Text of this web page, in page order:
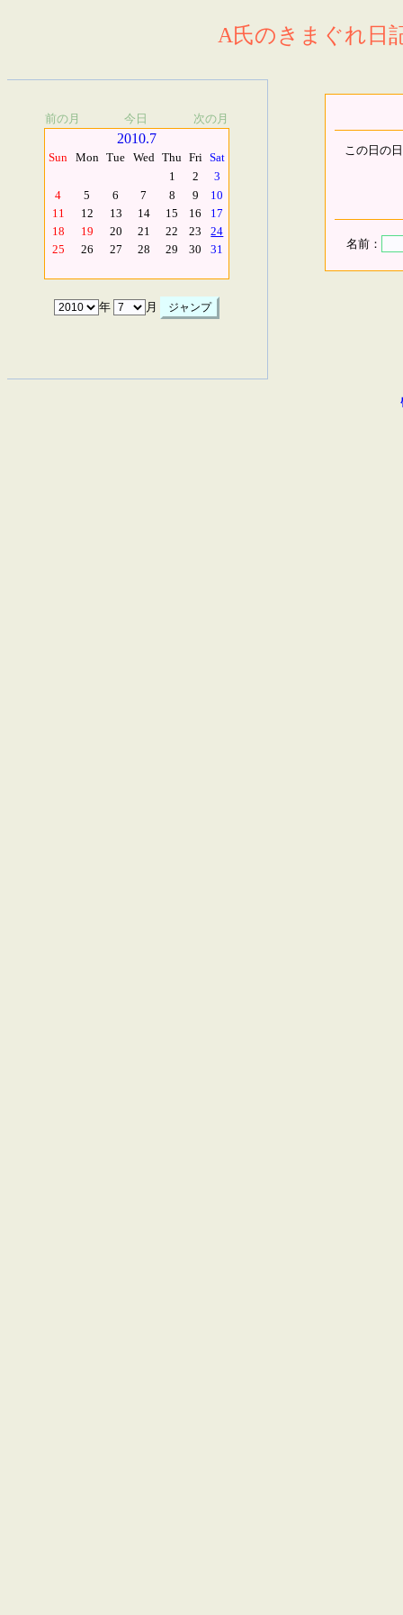
A氏のきまぐれ日
前の月 今日 次の月
2010.7
Sun Mon Tue Wed Thu Fri Sat
1
2
3
4
5 6 7 8 9
10
11
12 13 14 15 16
17
18
19 20 21 22 23
24
25
26 27 28 29 30 31
年 月
この日の
名前：